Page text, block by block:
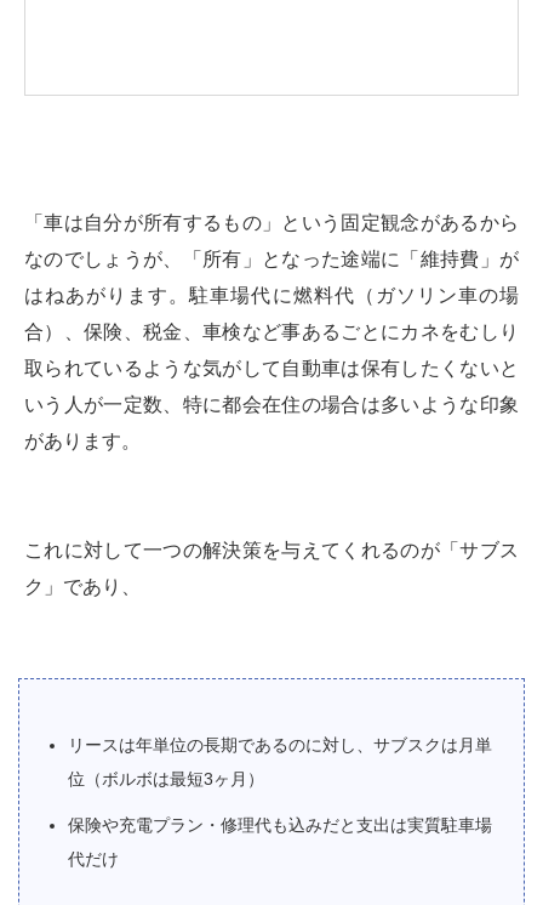
「車は自分が所有するもの」という固定観念があるから
なのでしょうが、「所有」となった途端に「維持費」が
はねあがります。駐車場代に燃料代（ガソリン車の場
合）、保険、税金、車検など事あるごとにカネをむしり
取られているような気がして自動車は保有したくないと
いう人が一定数、特に都会在住の場合は多いような印象
があります。
これに対して一つの解決策を与えてくれるのが「サブス
ク」であり、
リースは年単位の長期であるのに対し、サブスクは月単
位（ボルボは最短3ヶ月）
保険や充電プラン・修理代も込みだと支出は実質駐車場
代だけ